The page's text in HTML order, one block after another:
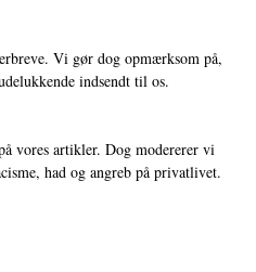
Vi gør dog opmærksom på,
indsendt til os.
vores artikler. Dog modererer vi
had og angreb på privatlivet.